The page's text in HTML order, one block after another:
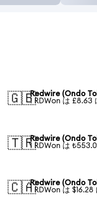
🇬🇧Redwire (Ondo
1 RDWon は £8.63
🇹🇷Redwire (Ondo
1 RDWon は
🇨🇦Redwire (Ondo
1 RDWon は $16.28